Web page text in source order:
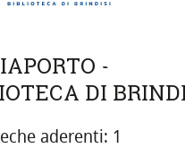
-
DI
aderenti: 1